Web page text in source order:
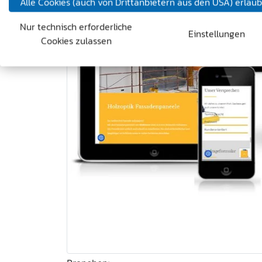
Nur technisch erforderliche
Cookies zulassen
Einstellungen